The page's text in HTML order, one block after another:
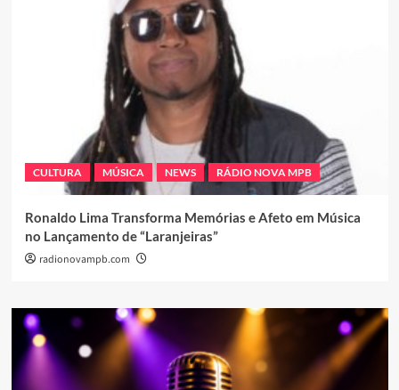
CULTURA MÚSICA NEWS RÁDIO NOVA MPB
Ronaldo Lima Transforma Memórias e Afeto em Música
no Lançamento de “Laranjeiras”
radionovampb.com